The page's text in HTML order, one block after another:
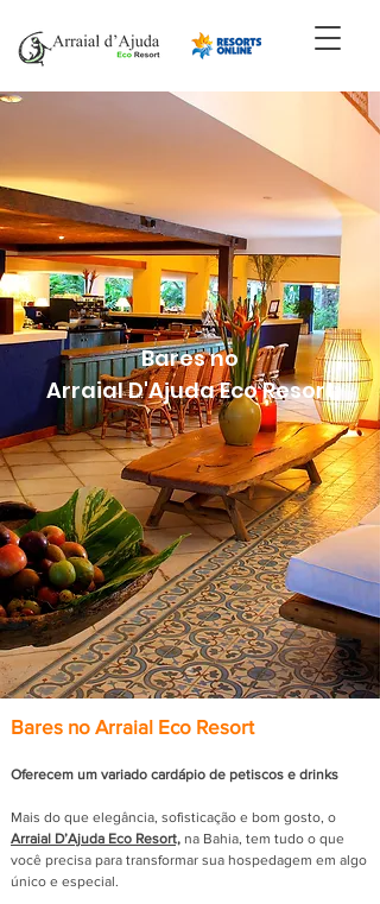
Bares no
Arraial D'Ajuda Eco Resort
Bares no Arraial Eco Resort
Oferecem um variado cardápio de petiscos e drinks
Mais do que elegância, sofisticação e bom gosto, o
Arraial D’Ajuda Eco Resort, na Bahia, tem tudo o que
você precisa para transformar sua hospedagem em algo
único e especial.